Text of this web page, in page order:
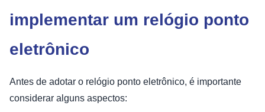
implementar um relógio ponto
eletrônico
Antes de adotar o relógio ponto eletrônico, é importante
considerar alguns aspectos: